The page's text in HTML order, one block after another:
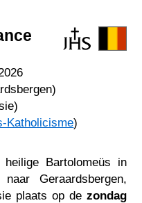
Katholicisme)
Bartolomeüs in
Geraardsbergen,
plaats op de zondag